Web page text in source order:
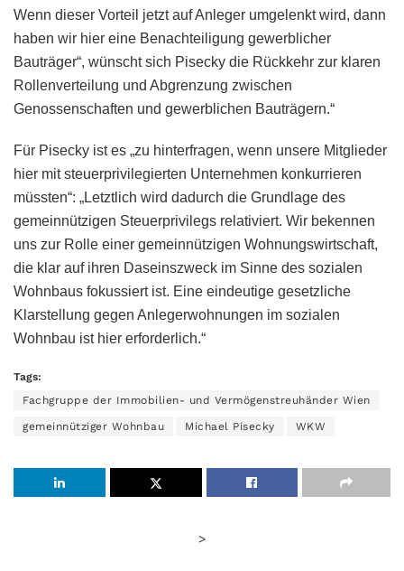
Wenn dieser Vorteil jetzt auf Anleger umgelenkt wird, dann
haben wir hier eine Benachteiligung gewerblicher
Bauträger“, wünscht sich Pisecky die Rückkehr zur klaren
Rollenverteilung und Abgrenzung zwischen
Genossenschaften und gewerblichen Bauträgern.“
Für Pisecky ist es „zu hinterfragen, wenn unsere Mitglieder
hier mit steuerprivilegierten Unternehmen konkurrieren
müssten“: „Letztlich wird dadurch die Grundlage des
gemeinnützigen Steuerprivilegs relativiert. Wir bekennen
uns zur Rolle einer gemeinnützigen Wohnungswirtschaft,
die klar auf ihren Daseinszweck im Sinne des sozialen
Wohnbaus fokussiert ist. Eine eindeutige gesetzliche
Klarstellung gegen Anlegerwohnungen im sozialen
Wohnbau ist hier erforderlich.“
Tags:
Fachgruppe der Immobilien- und Vermögenstreuhänder Wien
gemeinnütziger Wohnbau Michael Pisecky WKW
>